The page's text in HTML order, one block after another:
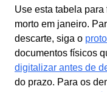
Use esta tabela
morto em janeiro.
descarte, siga o
documentos físicos
digitalizar antes de
do prazo. Para os